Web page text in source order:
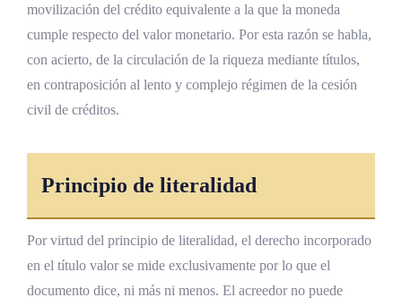
Análisis comparado del régimen cambiario
El modelo ginebrino y el anglosajón
latinoamericanos
Experiencias internacionales de
Desafíos contemporáneos y perspectivas
Tensión entre forma y función
movilización del crédito equivalente a la que la moneda
cumple respecto del valor monetario. Por esta razón se habla,
con acierto, de la circulación de la riqueza mediante títulos,
en contraposición al lento y complejo régimen de la cesión
civil de créditos.
Principio de literalidad
Por virtud del principio de literalidad, el derecho incorporado
en el título valor se mide exclusivamente por lo que el
documento dice, ni más ni menos. El acreedor no puede